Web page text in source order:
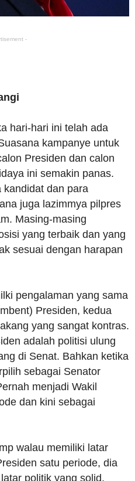
-
hari-hari ini telah ada
kampanye untuk
Presiden dan calon
ini semakin panas.
kandidat dan para
juga lazimmya pilpres
Masing-masing
yang terbaik dan yang
sesuai dengan harapan
pengalaman yang sama
Presiden, kedua
yang sangat kontras.
adalah politisi ulung
di Senat. Bahkan ketika
sebagai Senator
menjadi Wakil
dan kini sebagai
walau memiliki latar
satu periode, dia
politik yang solid.